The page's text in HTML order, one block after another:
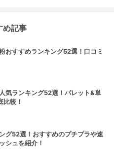
め記事
おすすめランキング52選！口コミ
気ランキング52選！パレット&単
比較！
グ52選！おすすめのプチプラや速
シュを紹介！